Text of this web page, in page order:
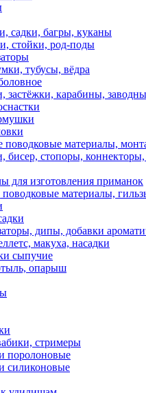
садки, багры, куканы
стойки, род-поды
тубусы, вёдра
застёжки, карабины,
поводковые материалы,
бисер, стопоры,
для изготовления приманок
материалы,
дипы, добавки
макуха, насадки
сыпучие
опарыш
стримеры
поролоновые
силиконовые